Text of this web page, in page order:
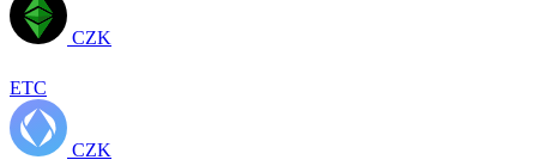
CZK
ETC
CZK